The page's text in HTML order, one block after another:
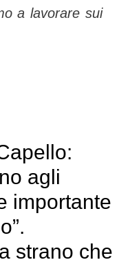
a lavorare sui
agli
importante
strano che